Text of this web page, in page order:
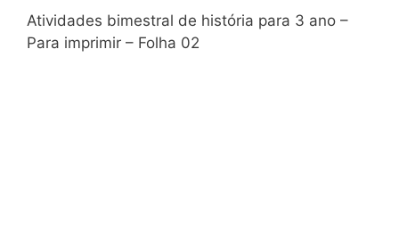
Atividades bimestral de história para 3 ano –
Para imprimir – Folha 02